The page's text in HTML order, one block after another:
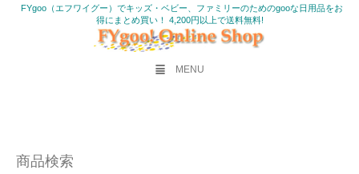
FYgoo（エフワイグー）でキッズ・ベビー、ファミリーのためのgooな日用品をお
得にまとめ買い！ 4,200円以上で送料無料!
MENU
商品検索